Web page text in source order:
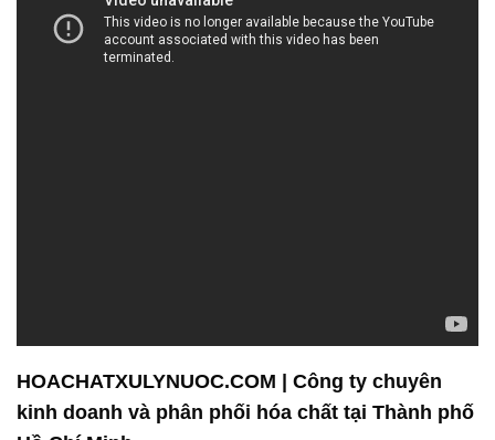
HOACHATXULYNUOC.COM | Công ty chuyên
kinh doanh và phân phối hóa chất tại Thành phố